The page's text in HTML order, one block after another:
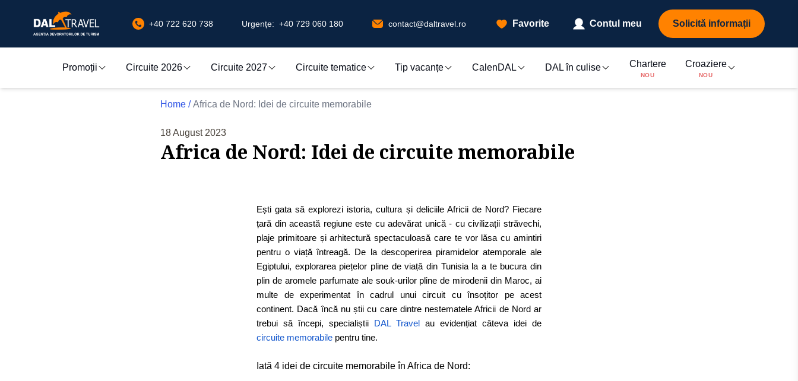
+40 722 620 738 Urgențe: +40 729 060 180 contact@daltravel.ro Favorite Contul meu Solicită informații
Promoții Circuite 2026 Circuite 2027 Circuite tematice Tip vacanțe CalenDAL DAL în culise Chartere
NOU
Croaziere
NOU
Home / Africa de Nord: Idei de circuite memorabile
18 August 2023
Africa de Nord: Idei de circuite memorabile
Ești gata să explorezi istoria, cultura și deliciile Africii de Nord? Fiecare
țară din această regiune este cu adevărat unică - cu civilizații străvechi,
plaje primitoare și arhitectură spectaculoasă care te vor lăsa cu amintiri
pentru o viață întreagă. De la descoperirea piramidelor atemporale ale
Egiptului, explorarea piețelor pline de viață din Tunisia la a te bucura din
plin de aromele parfumate ale souk-urilor pline de mirodenii din Maroc, ai
multe de experimentat în cadrul unui circuit cu însoțitor pe acest
continent. Dacă încă nu știi cu care dintre nestematele Africii de Nord ar
trebui să începi, specialiștii
DAL Travel
au evidențiat câteva idei de
circuite memorabile pentru tine.
Iată 4 idei de circuite memorabile în Africa de Nord: